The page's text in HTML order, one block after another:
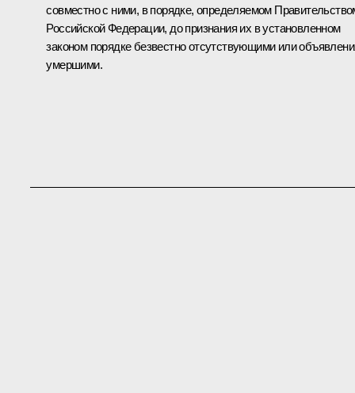
совместно с ними, в порядке, определяемом
Российской Федерации, до признания их в установленном
законом порядке безвестно отсутствующими или
умершими.